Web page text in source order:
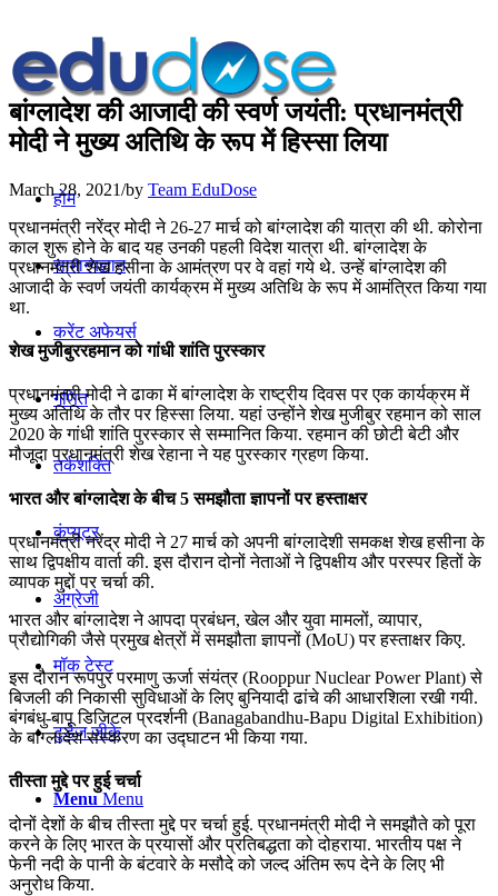
होम
सामान्यज्ञान
करेंट अफेयर्स
गणित
तर्कशक्ति
कंप्यूटर
अंग्रेजी
मॉक टेस्ट
टुडेज जीके
Menu Menu
बांग्लादेश की आजादी की स्वर्ण जयंती: प्रधानमंत्री
मोदी ने मुख्य अतिथि के रूप में हिस्सा लिया
March 28, 2021/by Team EduDose
प्रधानमंत्री नरेंद्र मोदी ने 26-27 मार्च को बांग्लादेश की यात्रा की थी. कोरोना
काल शुरू होने के बाद यह उनकी पहली विदेश यात्रा थी. बांग्लादेश के
प्रधानमंत्री शेख हसीना के आमंत्रण पर वे वहां गये थे. उन्हें बांग्लादेश की
आजादी के स्वर्ण जयंती कार्यक्रम में मुख्य अतिथि के रूप में आमंत्रित किया गया
था.
शेख मुजीबुररहमान को गांधी शांति पुरस्कार
प्रधानमंत्री मोदी ने ढाका में बांग्लादेश के राष्ट्रीय दिवस पर एक कार्यक्रम में
मुख्य अतिथि के तौर पर हिस्सा लिया. यहां उन्होंने शेख मुजीबुर रहमान को साल
2020 के गांधी शांति पुरस्कार से सम्मानित किया. रहमान की छोटी बेटी और
मौजूदा प्रधानमंत्री शेख रेहाना ने यह पुरस्कार ग्रहण किया.
भारत और बांग्लादेश के बीच 5 समझौता ज्ञापनों पर हस्ताक्षर
प्रधानमंत्री नरेंद्र मोदी ने 27 मार्च को अपनी बांग्लादेशी समकक्ष शेख हसीना के
साथ द्विपक्षीय वार्ता की. इस दौरान दोनों नेताओं ने द्विपक्षीय और परस्पर हितों के
व्यापक मुद्दों पर चर्चा की.
भारत और बांग्लादेश ने आपदा प्रबंधन, खेल और युवा मामलों, व्यापार,
प्रौद्योगिकी जैसे प्रमुख क्षेत्रों में समझौता ज्ञापनों (MoU) पर हस्ताक्षर किए.
इस दौरान रूपपुर परमाणु ऊर्जा संयंत्र (Rooppur Nuclear Power Plant) से
बिजली की निकासी सुविधाओं के लिए बुनियादी ढांचे की आधारशिला रखी गयी.
बंगबंधु-बापू डिजिटल प्रदर्शनी (Banagabandhu-Bapu Digital Exhibition)
के बांग्लादेश संस्करण का उद्घाटन भी किया गया.
तीस्ता मुद्दे पर हुई चर्चा
दोनों देशों के बीच तीस्ता मुद्दे पर चर्चा हुई. प्रधानमंत्री मोदी ने समझौते को पूरा
करने के लिए भारत के प्रयासों और प्रतिबद्धता को दोहराया. भारतीय पक्ष ने
फेनी नदी के पानी के बंटवारे के मसौदे को जल्द अंतिम रूप देने के लिए भी
अनुरोध किया.